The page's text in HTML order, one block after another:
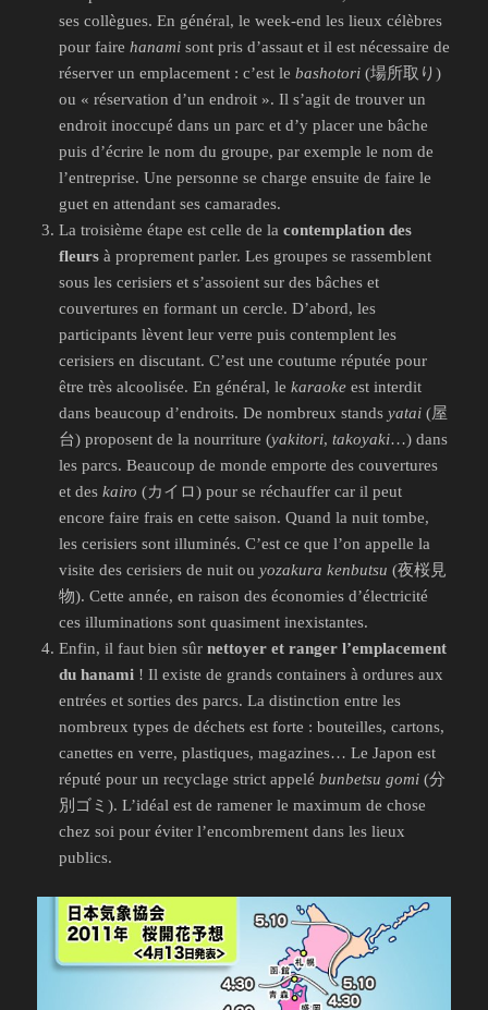
ses collègues. En général, le week-end les lieux célèbres
pour fairehanami sont pris d’assaut et il est nécessaire de
réserver un emplacement : c’est lebashotori (場所取り)
ou « réservation d’un endroit ». Il s’agit de trouver un
endroit inoccupé dans un parc et d’y placer une bâche
puis d’écrire le nom du groupe, par exemple le nom de
l’entreprise. Une personne se charge ensuite de faire le
guet en attendant ses camarades.
La troisième étape est celle de lacontemplation des
fleurs à proprement parler. Les groupes se rassemblent
sous les cerisiers et s’assoient sur des bâches et
couvertures en formant un cercle. D’abord, les
participants lèvent leur verre puis contemplent les
cerisiers en discutant. C’est une coutume réputée pour
être très alcoolisée. En général, lekaraoke est interdit
dans beaucoup d’endroits. De nombreux standsyatai (屋
台) proposent de la nourriture (yakitori,takoyaki…) dans
les parcs. Beaucoup de monde emporte des couvertures
et deskairo (カイロ) pour se réchauffer car il peut
encore faire frais en cette saison. Quand la nuit tombe,
les cerisiers sont illuminés. C’est ce que l’on appelle la
visite des cerisiers de nuit ouyozakura kenbutsu (夜桜見
物). Cette année, en raison des économies d’électricité
ces illuminations sont quasiment inexistantes.
Enfin, il faut bien sûrnettoyer et ranger l’emplacement
du hanami ! Il existe de grands containers à ordures aux
entrées et sorties des parcs. La distinction entre les
nombreux types de déchets est forte : bouteilles, cartons,
canettes en verre, plastiques, magazines… Le Japon est
réputé pour un recyclage strict appelébunbetsu gomi (分
別ゴミ). L’idéal est de ramener le maximum de chose
chez soi pour éviter l’encombrement dans les lieux
publics.